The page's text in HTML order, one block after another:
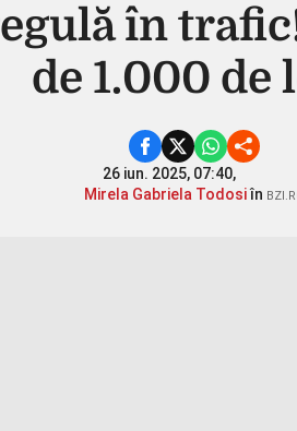
în
de 1.000 de
26 iun. 2025, 07:40,
Mirela Gabriela Todosiîn